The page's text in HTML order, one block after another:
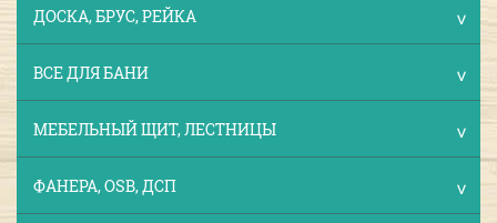
ДОСКА, БРУС, РЕЙКА
ВСЕ ДЛЯ БАНИ
МЕБЕЛЬНЫЙ ЩИТ, ЛЕСТНИЦЫ
ФАНЕРА, OSB, ДСП